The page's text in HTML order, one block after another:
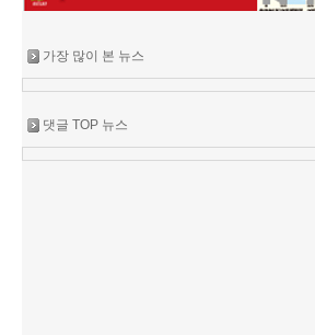
가장 많이 본 뉴스
댓글 TOP 뉴스